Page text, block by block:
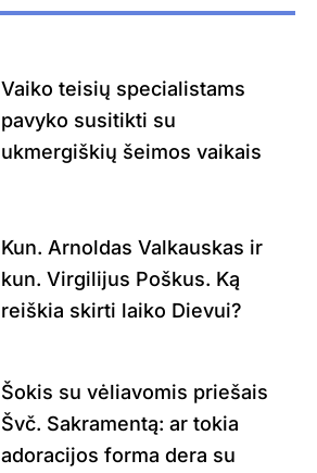
Vaiko teisių specialistams
pavyko susitikti su
ukmergiškių šeimos vaikais
Kun. Arnoldas Valkauskas ir
kun. Virgilijus Poškus. Ką
reiškia skirti laiko Dievui?
Šokis su vėliavomis priešais
Švč. Sakramentą: ar tokia
adoracijos forma dera su